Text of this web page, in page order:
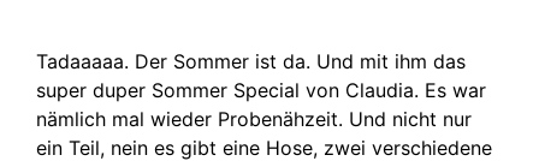
Tadaaaaa. Der Sommer ist da. Und mit ihm das
super duper Sommer Special von Claudia. Es war
nämlich mal wieder Probenähzeit. Und nicht nur
ein Teil, nein es gibt eine Hose, zwei verschiedene